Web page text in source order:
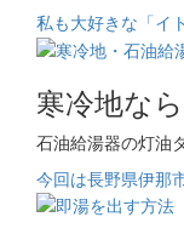
私も大好きな「イ
寒冷地な
石油給湯器の灯油
今回は長野県伊那